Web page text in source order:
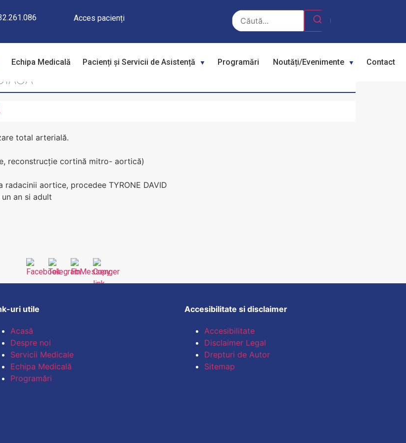
Acces pacienți
Echipa Medicală Pacienți și Servicii de Asistență Programări Noutăți/Evenimente Contact
total arterială.
reconstrucție cortină mitro- aortică)
aortice, procedee TYRONE DAVID
an si adult
uri utile
Acasă
Despre noi
Servicii Medicale
Echipa Medicală
Programări
Accesibilitate si disclaimer
Accesibilitate
Disclaimer Legal
Drepturi de Autor
Sitemap